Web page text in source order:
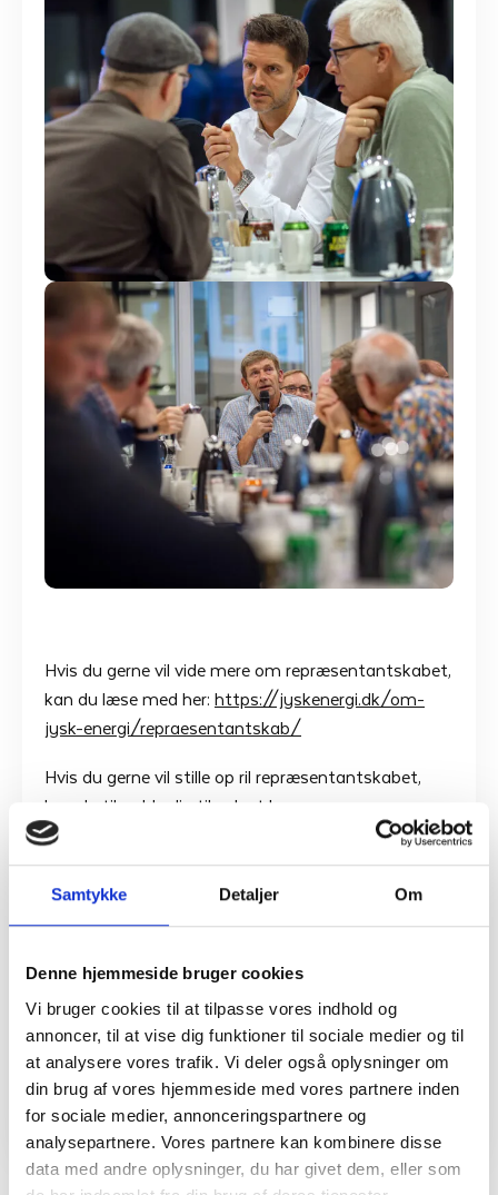
Samtykke Detaljer Om
Denne hjemmeside bruger cookies
Vi bruger cookies til at tilpasse vores indhold og
annoncer, til at vise dig funktioner til sociale medier og til
at analysere vores trafik. Vi deler også oplysninger om
din brug af vores hjemmeside med vores partnere inden
for sociale medier, annonceringspartnere og
analysepartnere. Vores partnere kan kombinere disse
data med andre oplysninger, du har givet dem, eller som
Hvis du gerne vil vide mere om repræsentantskabet,
kan du læse med her: https://jyskenergi.dk/om-
jysk-energi/repraesentantskab/
Hvis du gerne vil stille op ril repræsentantskabet,
kan du tilmelde dig til valget her:
https://jyskenergi.dk/om-jysk-energi/valg-og-
vedtaegter/
Uanset om du vil stille op eller bare gøre din
valgaften i Jysk Energi d. 11. og 12. november.
Del denne artikel